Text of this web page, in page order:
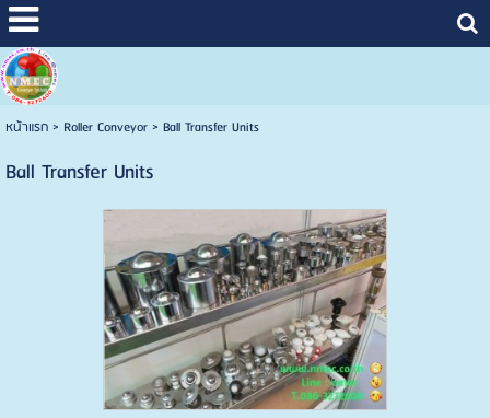
หน้าแรก> Roller Conveyor> Ball Transfer Units
Ball Transfer Units